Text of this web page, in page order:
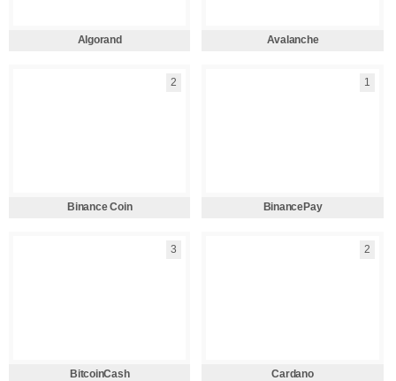
Algorand Avalanche
2
Binance Coin
1
BinancePay
3
BitcoinCash
2
Cardano